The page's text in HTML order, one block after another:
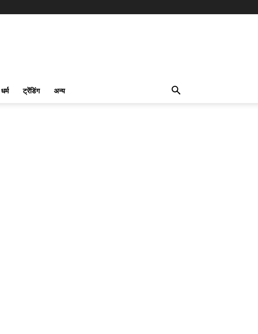
धर्म ट्रेंडिंग अन्य